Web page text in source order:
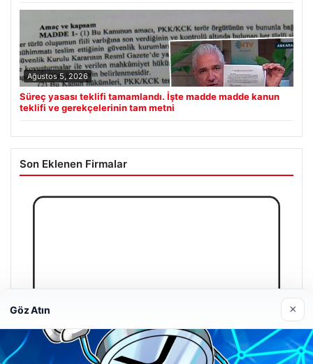
Ağustos 5, 2026
Süreç yasası teklifi tamamlandı. İşte madde madde kanun
teklifi ve gerekçelerinin tam metni
Son Eklenen Firmalar
Göz Atın ×